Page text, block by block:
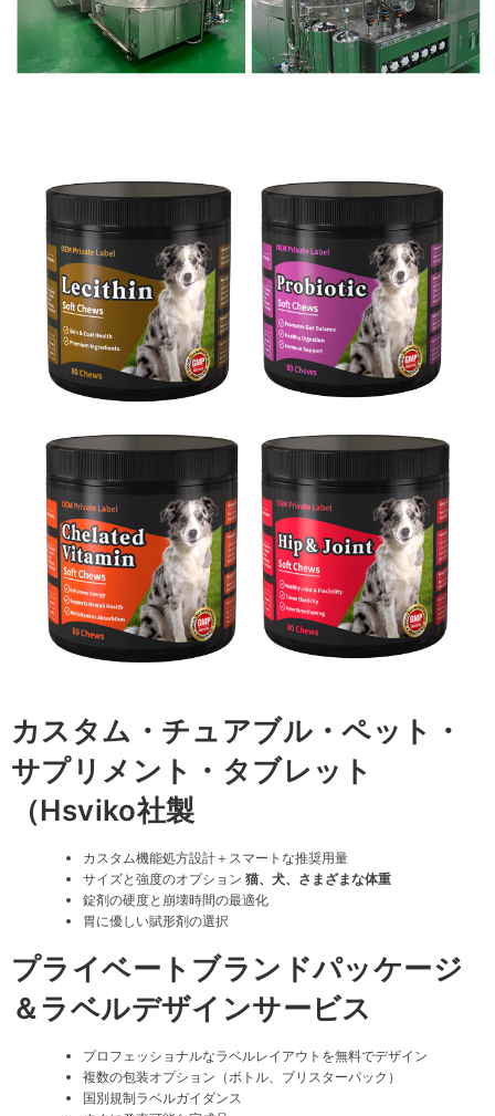
カスタム・チュアブル・ペット・
サプリメント・タブレット
（Hsviko社製
カスタム機能処方設計＋スマートな推奨用量
サイズと強度のオプション 猫、犬、さまざまな体重
錠剤の硬度と崩壊時間の最適化
胃に優しい賦形剤の選択
プライベートブランドパッケージ
＆ラベルデザインサービス
プロフェッショナルなラベルレイアウトを無料でデザイン
複数の包装オプション（ボトル、ブリスターパック）
国別規制ラベルガイダンス